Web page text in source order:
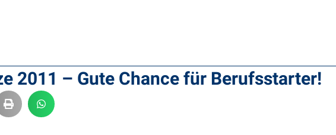
2011 – Gute Chance für Berufsstarter!